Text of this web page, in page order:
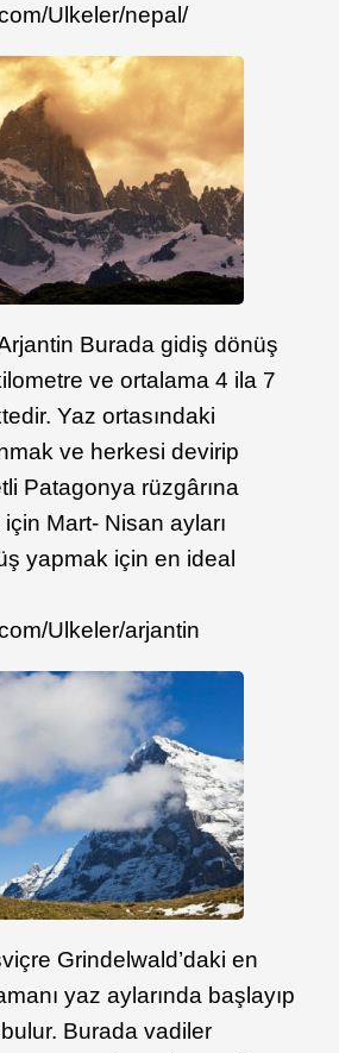
Ulkeler/nepal/
Burada gidiş dönüş
ve ortalama 4 ila 7
Yaz ortasındaki
ve herkesi devirip
Patagonya rüzgârına
Mart- Nisan ayları
yapmak için en ideal
Ulkeler/arjantin
Grindelwald’daki en
yaz aylarında başlayıp
Burada vadiler